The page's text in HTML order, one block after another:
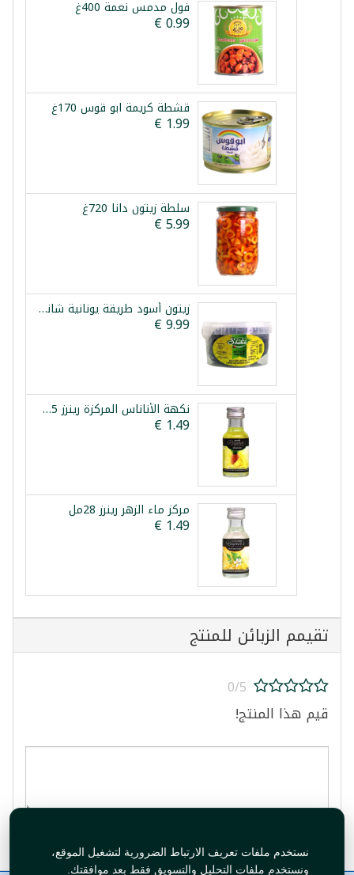
نستخدم ملفات تعريف الارتباط الضرورية لتشغيل الموقع،
ونستخدم ملفات التحليل والتسويق فقط بعد موافقتك.
فول مدمس نعمة 400غ
قشطة كريمة ابو قوس 170غ
سلطة زيتون دانا 720غ
زيتون أسود طريقة يونانية شانيا 1.5كغ
نكهة الأناناس المركزة رينرز 25مل
مركز ماء الزهر رينرز 28مل
تقيمم الزبائن للمنتج
0/5
قيم هذا المنتج!